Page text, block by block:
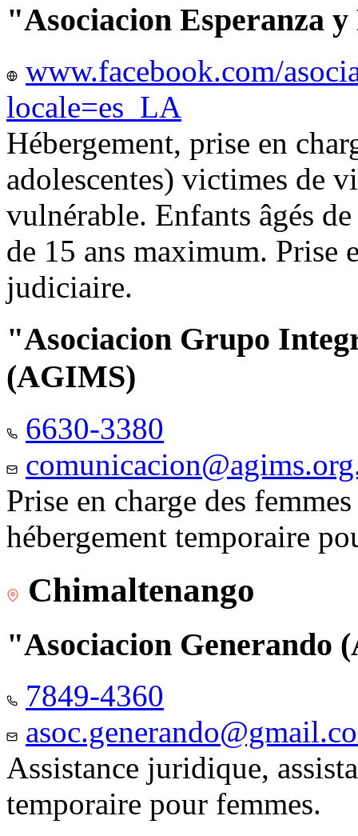
"Asociacion Esperanza
www.facebook.com/
locale=es_LA
Hébergement, prise en
adolescentes) victimes de
vulnérable. Enfants âgés
de 15 ans maximum. Prise
judiciaire.
"Asociacion Grupo
(AGIMS)
6630-3380
Prise en charge des
hébergement temporaire
Chimaltenango
"Asociacion Generando
7849-4360
Assistance juridique,
temporaire pour femmes.